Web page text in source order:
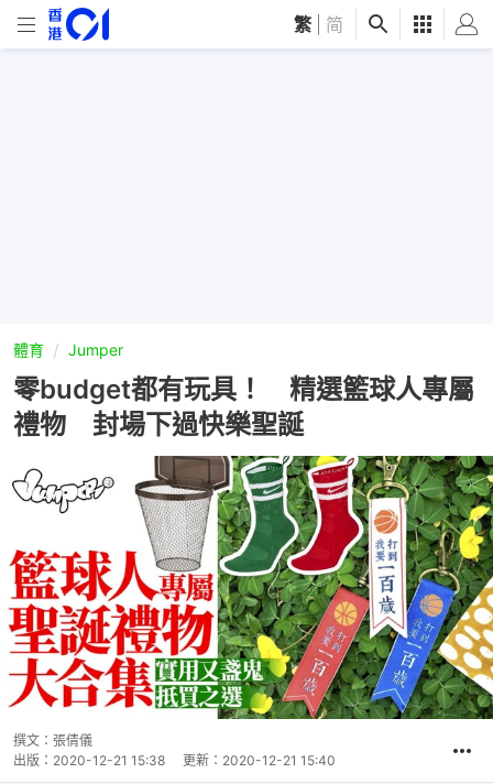
繁 简
體育 Jumper
零budget都有玩具！ 精選籃球人專屬
禮物 封場下過快樂聖誕
撰文： 張倩儀
出版： 2020-12-21 15:38 更新： 2020-12-21 15:40